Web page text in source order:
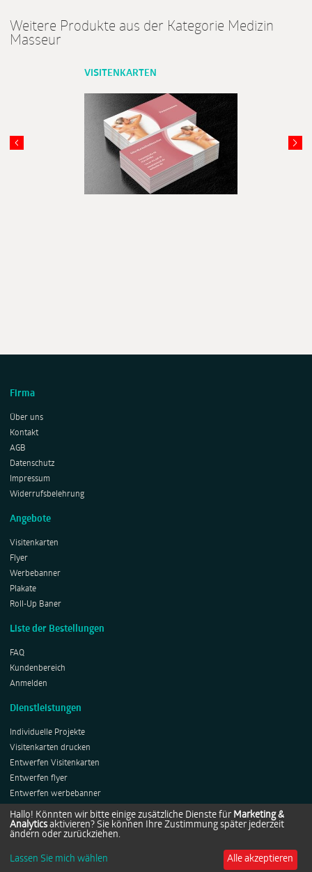
Weitere Produkte aus der Kategorie Medizin
Masseur
VISITENKARTEN
Firma
Über uns
Kontakt
AGB
Datenschutz
Impressum
Widerrufsbelehrung
Angebote
Visitenkarten
Flyer
Werbebanner
Plakate
Roll-Up Baner
Liste der Bestellungen
FAQ
Kundenbereich
Anmelden
Dienstleistungen
Individuelle Projekte
Visitenkarten drucken
Entwerfen Visitenkarten
Entwerfen flyer
Entwerfen werbebanner
Entwerfen Plakates
Entwerfen Roll-ups
Copyright © 2014-2026 by Netprints.de All rights reserved.
Hallo! Könnten wir bitte einige zusätzliche Dienste für Marketing &
Analytics aktivieren? Sie können Ihre Zustimmung später jederzeit
ändern oder zurückziehen.
Lassen Sie mich wählen Alle akzeptieren